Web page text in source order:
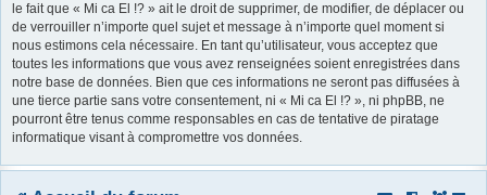
le fait que « Mi ca El !? » ait le droit de supprimer, de modifier, de déplacer ou
de verrouiller n’importe quel sujet et message à n’importe quel moment si
nous estimons cela nécessaire. En tant qu’utilisateur, vous acceptez que
toutes les informations que vous avez renseignées soient enregistrées dans
notre base de données. Bien que ces informations ne seront pas diffusées à
une tierce partie sans votre consentement, ni « Mi ca El !? », ni phpBB, ne
pourront être tenus comme responsables en cas de tentative de piratage
informatique visant à compromettre vos données.